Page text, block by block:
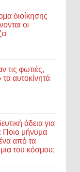
διοίκησης
οι
τις φωτιές,
αυτοκίνητά
άδεια για
Ποιο μήνυμα
από τα
του κόσμου;